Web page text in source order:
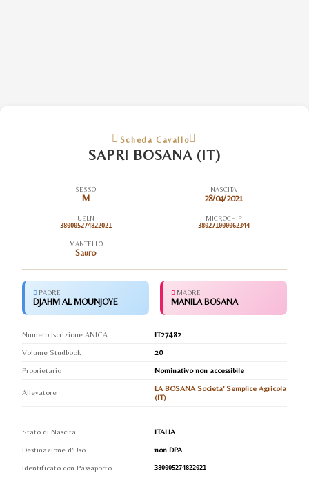
Scheda Cavallo
SAPRI BOSANA (IT)
SESSO
M
NASCITA
28/04/2021
UELN
380005274822021
MICROCHIP
380271000062344
MANTELLO
Sauro
PADRE
DJAHM AL MOUNJOYE
MADRE
MANILA BOSANA
Numero Iscrizione ANICA
IT27482
Volume Studbook
20
Proprietario
Nominativo non accessibile
Allevatore
LA BOSANA Societa' Semplice Agricola
(IT)
Stato di Nascita
ITALIA
Destinazione d'Uso
non DPA
Identificato con Passaporto
380005274822021